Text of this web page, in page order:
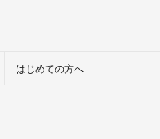
はじめての方へ